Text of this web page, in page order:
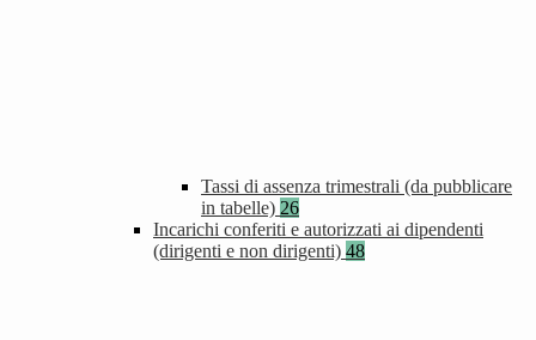
Tassi di assenza trimestrali (da pubblicare
in tabelle) 26
Incarichi conferiti e autorizzati ai dipendenti
(dirigenti e non dirigenti) 48